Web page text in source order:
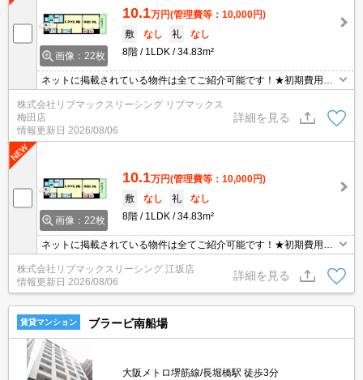
画像：22枚
10.1万円(管理費等：10,000円)
敷
なし 礼
なし
8階
1LDK 34.83m²
ネットに掲載されている物件は全てご紹介可能です！★初期費用ク
レジット決済可能★ご内覧可能です。★敷金礼金0円
株式会社リブマックスリーシング リブマックス
梅田店
情報更新日 2026/08/06
詳細を見る
画像：22枚
10.1万円(管理費等：10,000円)
敷
なし 礼
なし
8階
1LDK 34.83m²
ネットに掲載されている物件は全てご紹介可能です！★初期費用ク
レジット決済可能★ご内覧可能です。★敷金礼金0円
株式会社リブマックスリーシング 江坂店
情報更新日 2026/08/06
詳細を見る
賃貸マンション ブラービ南船場
大阪メトロ堺筋線/長堀橋駅 徒歩3分